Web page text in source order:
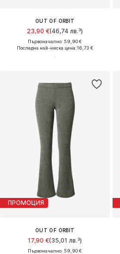
OUT OF ORBIT
23,90 €(46,74 лв.³)
Първоначално: 59,90 €
Последна най-ниска цена:16,73 €
ПРОМОЦИЯ
OUT OF ORBIT
17,90 €(35,01 лв.³)
Първоначално: 59,90 €